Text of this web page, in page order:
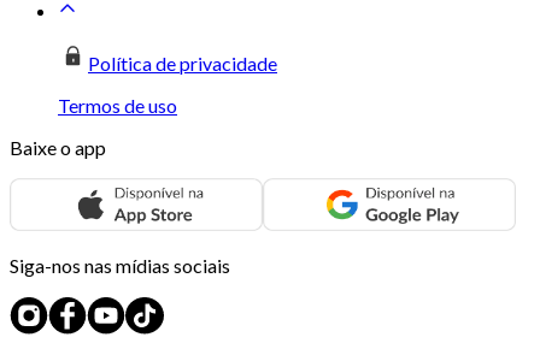
Política de privacidade
Termos de uso
Baixe o app
Siga-nos nas mídias sociais